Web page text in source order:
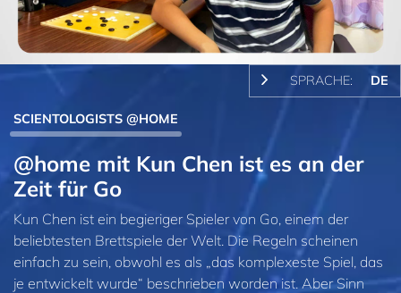
Video
SPRACHE: DE
SCIENTOLOGISTS @HOME
@home mit Kun Chen ist es an der
Zeit für Go
Kun Chen ist ein begieriger Spieler von Go, einem der
beliebtesten Brettspiele der Welt. Die Regeln scheinen
einfach zu sein, obwohl es als „das komplexeste Spiel, das
je entwickelt wurde“ beschrieben worden ist. Aber Sinn